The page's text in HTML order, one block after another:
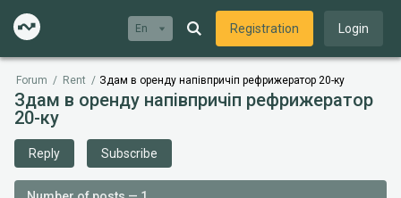
En Registration Login
Forum / Rent / Здам в оренду напівпричіп рефрижератор 20-ку
Здам в оренду напівпричіп рефрижератор
20-ку
Reply Subscribe